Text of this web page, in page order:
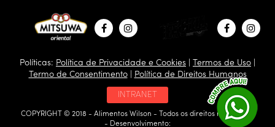
Políticas: Política de Privacidade e Cookies Termos de Uso
Termo de Consentimento| Política de Direitos Humanos
INTRANET
COPYRIGHT © 2018 - Alimentos Wilson - Todos os direitos reservados
- Desenvolvimento: